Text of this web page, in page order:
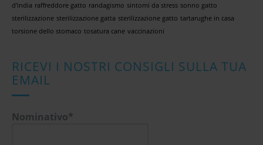
d'india raffreddore gatto randagismo sintomi da stress sonno gatto
sterilizzazione sterilizzazione gatta sterilizzazione gatto tartarughe in casa
torsione dello stomaco tosatura cane vaccinazioni
RICEVI I NOSTRI CONSIGLI SULLA TUA
EMAIL
Nominativo*